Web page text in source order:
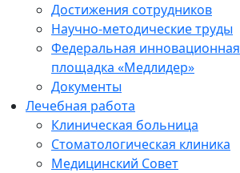
Достижения сотрудников
Научно-методические труды
Федеральная инновационная
площадка «Медлидер»
Документы
Лечебная работа
Клиническая больница
Стоматологическая клиника
Медицинский Совет